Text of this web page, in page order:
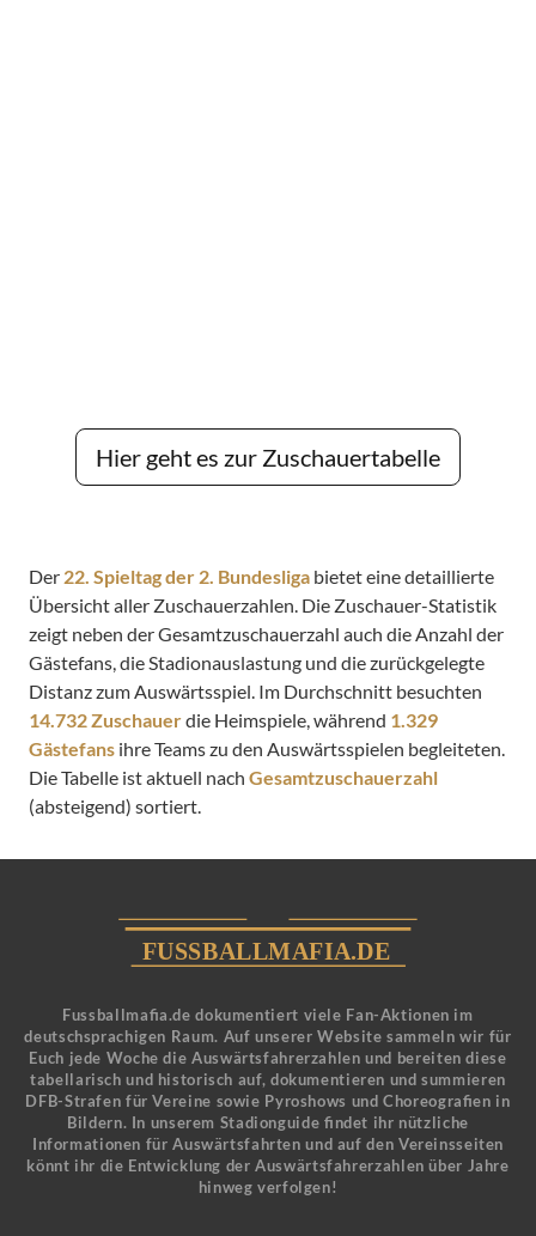
Hier geht es zur Zuschauertabelle
Der 22. Spieltag der 2. Bundesliga bietet eine detaillierte
Übersicht aller Zuschauerzahlen. Die Zuschauer-Statistik
zeigt neben der Gesamtzuschauerzahl auch die Anzahl der
Gästefans, die Stadionauslastung und die zurückgelegte
Distanz zum Auswärtsspiel. Im Durchschnitt besuchten
14.732 Zuschauerdie Heimspiele, während 1.329
Gästefans ihre Teams zu den Auswärtsspielen begleiteten.
Die Tabelle ist aktuell nach Gesamtzuschauerzahl
(absteigend) sortiert.
Fussballmafia.de dokumentiert viele Fan-Aktionen im
deutschsprachigen Raum. Auf unserer Website sammeln wir für
Euch jede Woche die Auswärtsfahrerzahlen und bereiten diese
tabellarisch und historisch auf, dokumentieren und summieren
DFB-Strafen für Vereine sowie Pyroshows und Choreografien in
Bildern. In unserem Stadionguide findet ihr nützliche
Informationen für Auswärtsfahrten und auf den Vereinsseiten
könnt ihr die Entwicklung der Auswärtsfahrerzahlen über Jahre
hinweg verfolgen!